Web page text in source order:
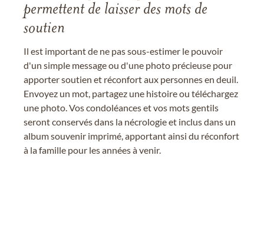
permettent de laisser des mots de
soutien
Il est important de ne pas sous-estimer le pouvoir
d'un simple message ou d'une photo précieuse pour
apporter soutien et réconfort aux personnes en deuil.
Envoyez un mot, partagez une histoire ou téléchargez
une photo. Vos condoléances et vos mots gentils
seront conservés dans la nécrologie et inclus dans un
album souvenir imprimé, apportant ainsi du réconfort
à la famille pour les années à venir.